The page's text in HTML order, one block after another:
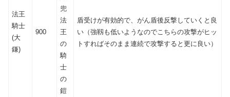
法王
騎士
(大
鎌)
900
兜
法
王
の
騎
士
の
鎧
盾受けが有効的で、がん盾後反撃していくと良
い（強靱も低いようなのでこちらの攻撃がヒッ
トすればそのまま連続で攻撃すると更に良い）